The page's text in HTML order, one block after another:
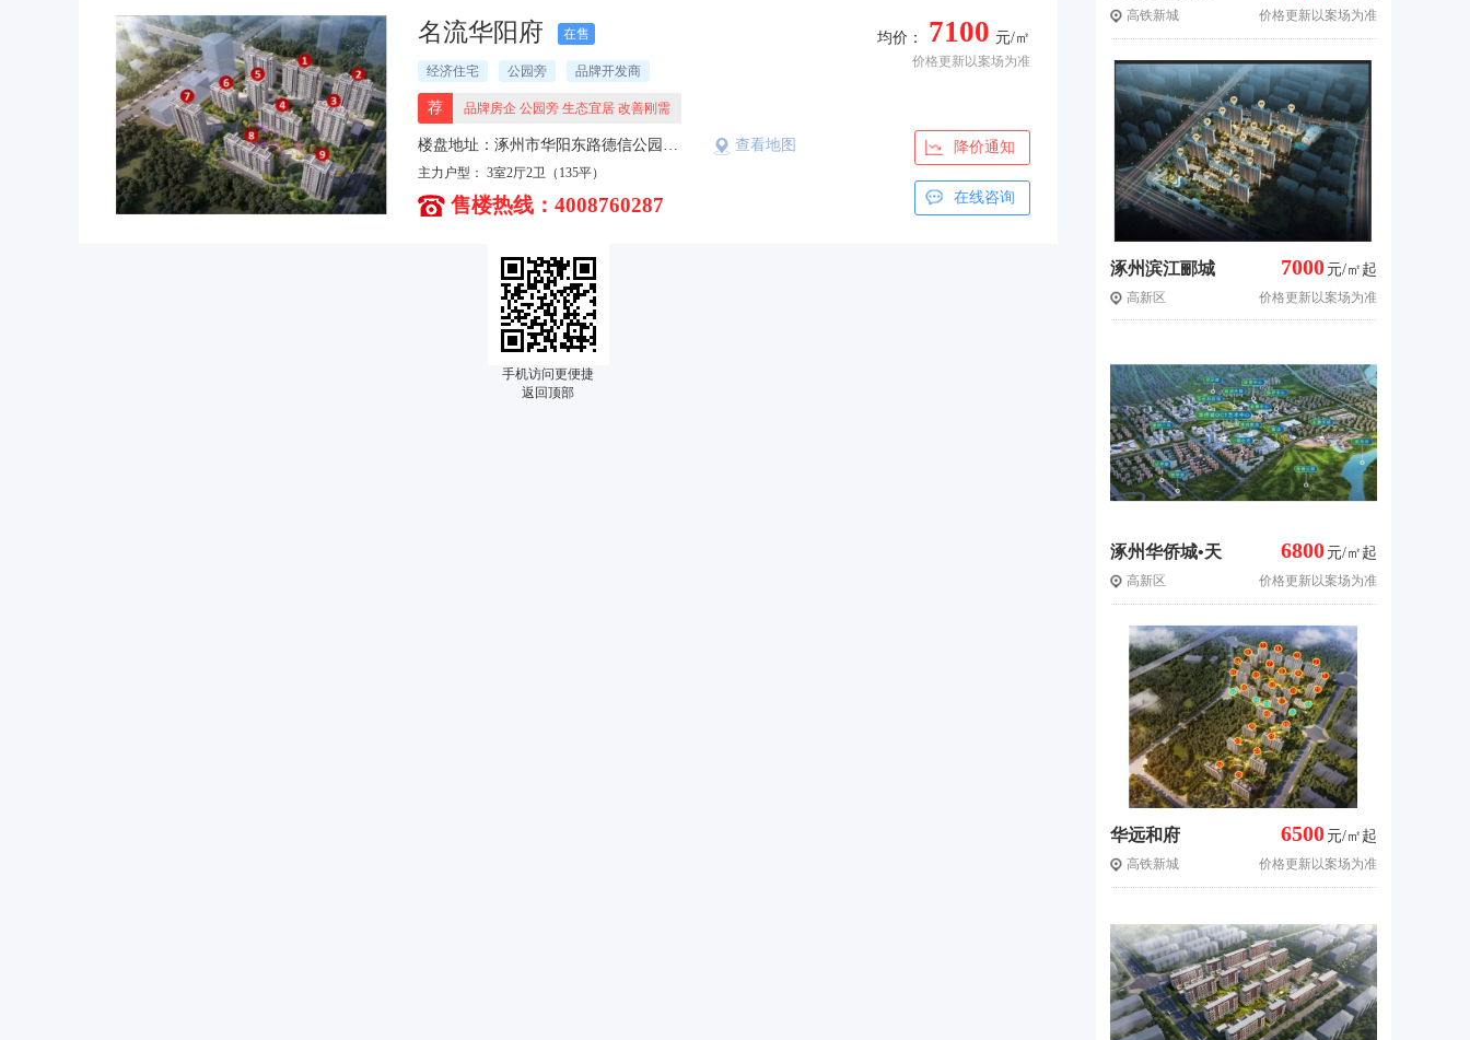
名流华阳府 在售
经济住宅 公园旁 品牌开发商
荐 品牌房企 公园旁 生态宜居 改善刚需
楼盘地址：涿州市华阳东路德信公园往东300米路南 查看地图
主力户型： 3室2厅2卫（135平）
售楼热线：4008760287
元/㎡
7100
均价：
价格更新以案场为准
降价通知
在线咨询
高铁新城 价格更新以案场为准
涿州滨江郦城 元/㎡起
7000
高新区 价格更新以案场为准
涿州华侨城•天
鹅堡
元/㎡起
6800
高新区 价格更新以案场为准
华远和府 元/㎡起
6500
高铁新城 价格更新以案场为准
手机访问更便捷
返回顶部